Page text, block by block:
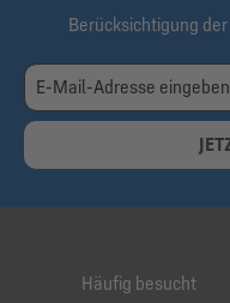
Berücksichtigung der
Häufig besucht